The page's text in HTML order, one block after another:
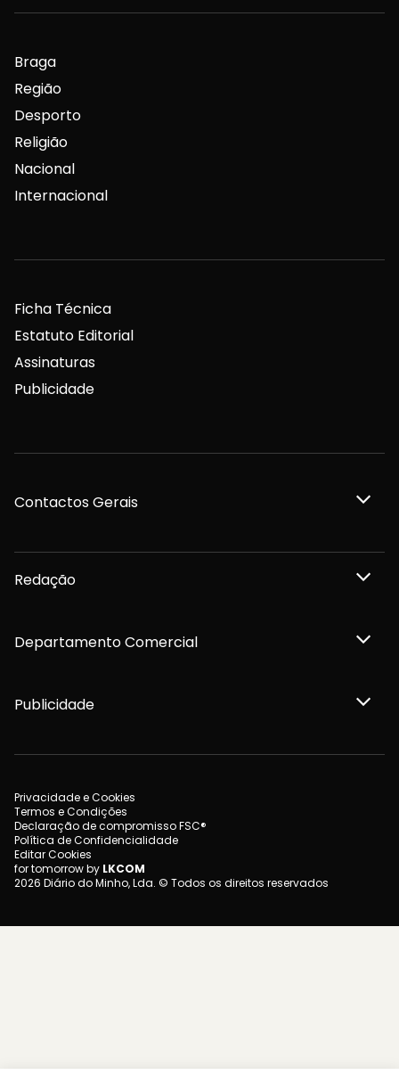
Braga
Região
Desporto
Religião
Nacional
Internacional
Ficha Técnica
Estatuto Editorial
Assinaturas
Publicidade
Contactos Gerais
Redação
Departamento Comercial
Publicidade
Privacidade e Cookies
Termos e Condições
Declaração de compromisso FSC®
Política de Confidencialidade
Editar Cookies
for tomorrow by LKCOM
2026 Diário do Minho, Lda. © Todos os direitos reservados